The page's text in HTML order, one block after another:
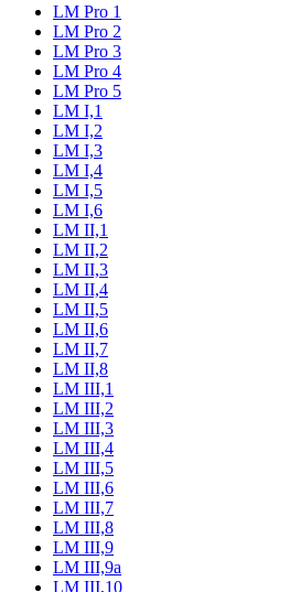
LM Pro 1
LM Pro 2
LM Pro 3
LM Pro 4
LM Pro 5
LM I,1
LM I,2
LM I,3
LM I,4
LM I,5
LM I,6
LM II,1
LM II,2
LM II,3
LM II,4
LM II,5
LM II,6
LM II,7
LM II,8
LM III,1
LM III,2
LM III,3
LM III,4
LM III,5
LM III,6
LM III,7
LM III,8
LM III,9
LM III,9a
LM III,10